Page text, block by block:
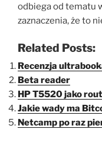
odbiega od tematu
zaznaczenia, że to
Related Posts:
Recenzja
Beta reader
HP T5520 jako
Jakie wady ma
Netcamp po raz